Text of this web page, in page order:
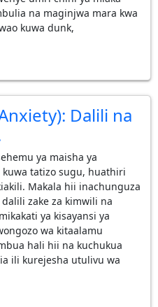
na maginjwa mara kwa
kuwa dunk,
Dalili na
ya maisha ya
tatizo sugu, huathiri
Makala hii inachunguza
zake za kimwili na
ya kisayansi ya
wa kitaalamu
hali hii na kuchukua
ili kurejesha utulivu wa